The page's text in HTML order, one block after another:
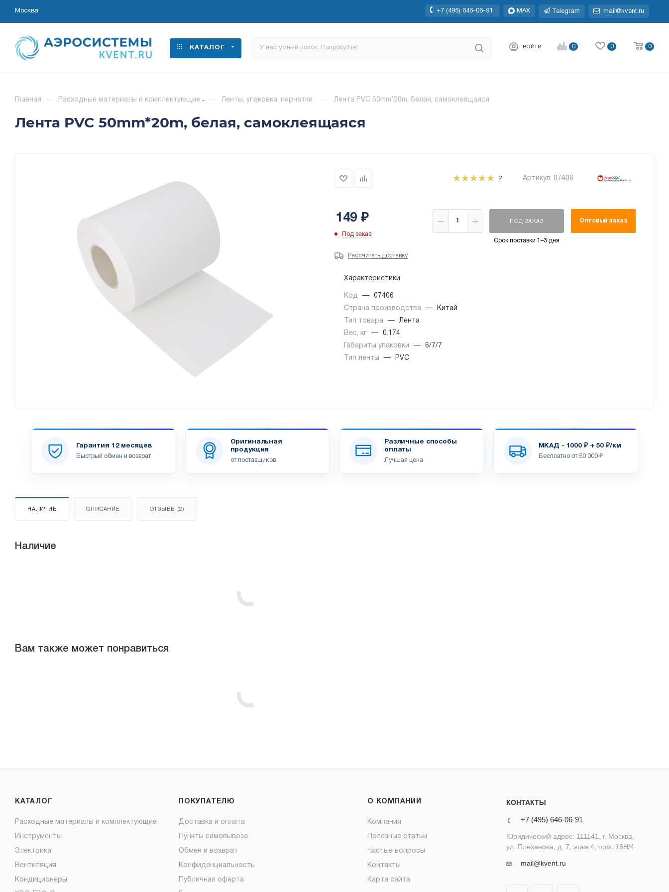
Москва +7 (495) 646-06-91 MAX Telegram mail@kvent.ru
КАТАЛОГ ВОЙТИ 0 0 0
Главная — Расходные материалы и комплектующие — Ленты, упаковка, перчатки — Лента PVC 50mm*20m, белая, самоклеящаяся
Лента PVC 50mm*20m, белая, самоклеящаяся
2 Артикул: 07406
149 ₽
Под заказ
ПОД ЗАКАЗ
Срок поставки 1–3 дня
Оптовый заказ
Рассчитать доставку
Характеристики
Код —
07406
Страна производства
—
Китай
Тип товара
—
Лента
Вес, кг
—
0.174
Габариты упаковки
—
6/7/7
Тип ленты
— PVC
Гарантия 12 месяцев
Быстрый обмен и возврат
Оригинальная
продукция
от поставщиков
Различные способы
оплаты
Лучшая цена
МКАД - 1000 ₽ + 50 ₽/км
Бесплатно от 50 000 ₽
НАЛИЧИЕ ОПИСАНИЕ ОТЗЫВЫ (2)
Наличие
Вам также может понравиться
КАТАЛОГ
Расходные материалы и комплектующие
Инструменты
Электрика
Вентиляция
Кондиционеры
ПОКУПАТЕЛЮ
Доставка и оплата
Пункты самовывоза
Обмен и возврат
Конфиденциальность
Публичная оферта
О КОМПАНИИ
Компания
Полезные статьи
Частые вопросы
Контакты
Карта сайта
КОНТАКТЫ
+7 (495) 646-06-91
Юридический адрес: 111141, г. Москва,
ул. Плеханова, д. 7, этаж 4, пом. 16Н/4
mail@kvent.ru